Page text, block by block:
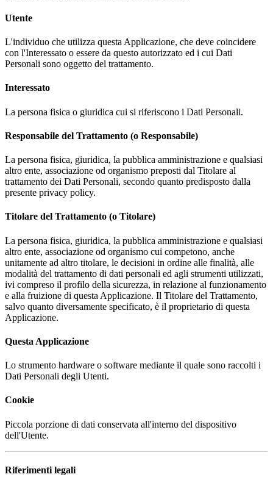
Utente
L'individuo che utilizza questa Applicazione, che deve coincidere
con l'Interessato o essere da questo autorizzato ed i cui Dati
Personali sono oggetto del trattamento.
Interessato
La persona fisica o giuridica cui si riferiscono i Dati Personali.
Responsabile del Trattamento (o Responsabile)
La persona fisica, giuridica, la pubblica amministrazione e qualsiasi
altro ente, associazione od organismo preposti dal Titolare al
trattamento dei Dati Personali, secondo quanto predisposto dalla
presente privacy policy.
Titolare del Trattamento (o Titolare)
La persona fisica, giuridica, la pubblica amministrazione e qualsiasi
altro ente, associazione od organismo cui competono, anche
unitamente ad altro titolare, le decisioni in ordine alle finalità, alle
modalità del trattamento di dati personali ed agli strumenti utilizzati,
ivi compreso il profilo della sicurezza, in relazione al funzionamento
e alla fruizione di questa Applicazione. Il Titolare del Trattamento,
salvo quanto diversamente specificato, è il proprietario di questa
Applicazione.
Questa Applicazione
Lo strumento hardware o software mediante il quale sono raccolti i
Dati Personali degli Utenti.
Cookie
Piccola porzione di dati conservata all'interno del dispositivo
dell'Utente.
Riferimenti legali